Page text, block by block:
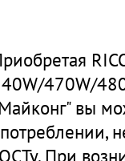
470W/
вы
При